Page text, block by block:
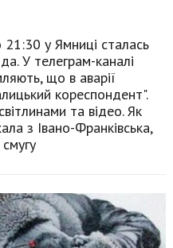
21:30 у Ямниці сталась
У телеграм-каналі
що в аварії
кореспондент".
та відео. Як
з Івано-Франківська,